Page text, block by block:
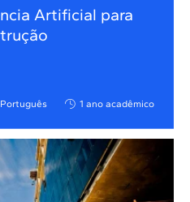
Artificial para
Português 1 ano acadêmico